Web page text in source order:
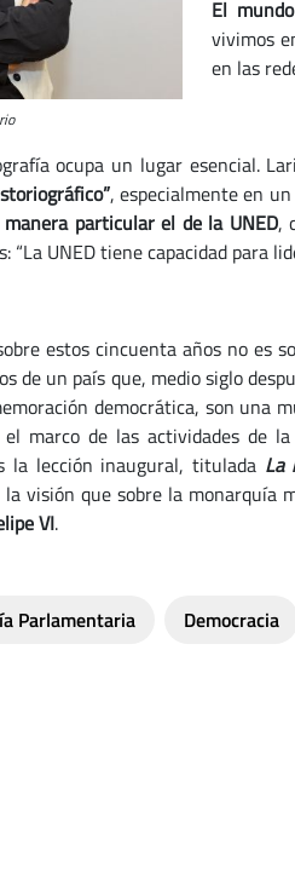
El
vivimos
en las
ocupa un lugar esencial.
, especialmente en
particular el de la UNED,
“La UNED tiene capacidad para
estos cincuenta años no es
de un país que, medio siglo
democrática, son una
marco de las actividades de la
la lección inaugural, titulada La
visión que sobre la
VI.
Parlamentaria Democracia